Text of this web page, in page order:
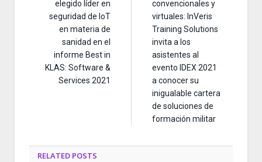
elegido líder en
seguridad de IoT
en materia de
sanidad en el
informe Best in
KLAS: Software &
Services 2021
convencionales y
virtuales: InVeris
Training Solutions
invita a los
asistentes al
evento IDEX 2021
a conocer su
inigualable cartera
de soluciones de
formación militar
RELATED POSTS